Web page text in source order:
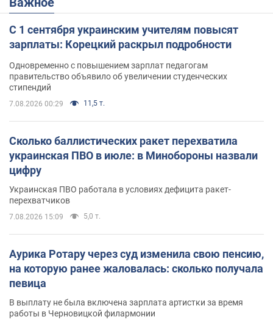
С 1 сентября украинским учителям повысят
зарплаты: Корецкий раскрыл подробности
Одновременно с повышением зарплат педагогам
правительство объявило об увеличении студенческих
стипендий
7.08.2026 00:29 11,5 т.
Сколько баллистических ракет перехватила
украинская ПВО в июле: в Минобороны назвали
цифру
Украинская ПВО работала в условиях дефицита ракет-
перехватчиков
7.08.2026 15:09 5,0 т.
Аурика Ротару через суд изменила свою пенсию,
на которую ранее жаловалась: сколько получала
певица
В выплату не была включена зарплата артистки за время
работы в Черновицкой филармонии